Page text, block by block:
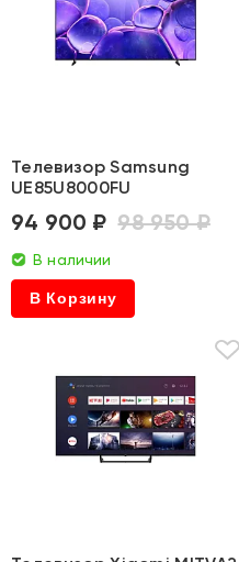
Телевизор Samsung
UE85U8000FU
94 900 ₽ 98 950 ₽
В наличии
В Корзину